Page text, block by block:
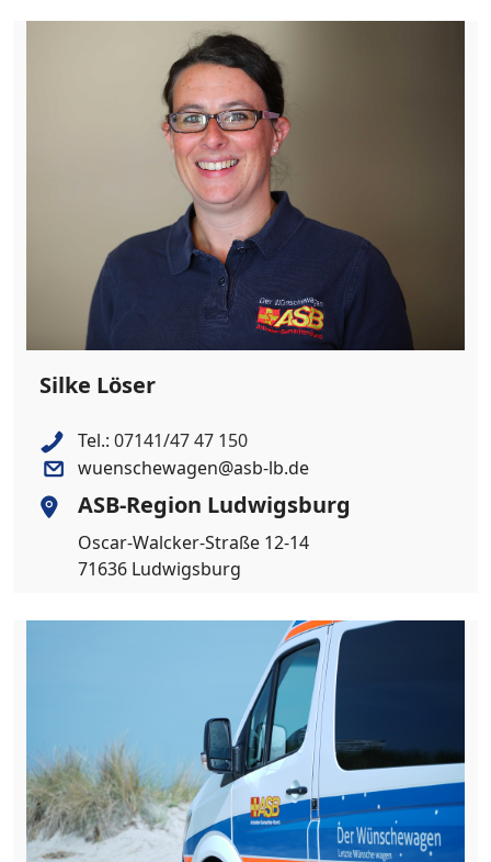
Silke Löser
Tel.: 07141/47 47 150
wuenschewagen@asb-lb.de
ASB-Region Ludwigsburg
Oscar-Walcker-Straße 12-14
71636 Ludwigsburg